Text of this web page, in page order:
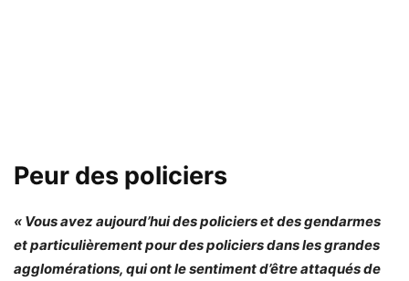
Peur des policiers
« Vous avez aujourd’hui des policiers et des gendarmes
et particulièrement pour des policiers dans les grandes
agglomérations, qui ont le sentiment d’être attaqués de